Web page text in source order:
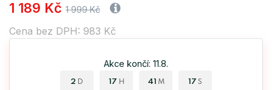
1 189 Kč 1 999 Kč
Cena bez DPH: 983 Kč
Akce končí: 11.8.
2 D 17 H 41 M 17 S